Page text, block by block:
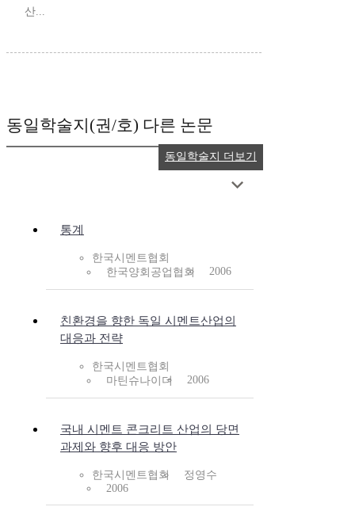
산...
동일학술지(권/호) 다른 논문
통계
한국시멘트협회
한국양회공업협회
2006
친환경을 향한 독일 시멘트산업의
대응과 전략
한국시멘트협회
마틴슈나이더
2006
국내 시멘트 콘크리트 산업의 당면
과제와 향후 대응 방안
한국시멘트협회
정영수
2006
동일학술지 더보기